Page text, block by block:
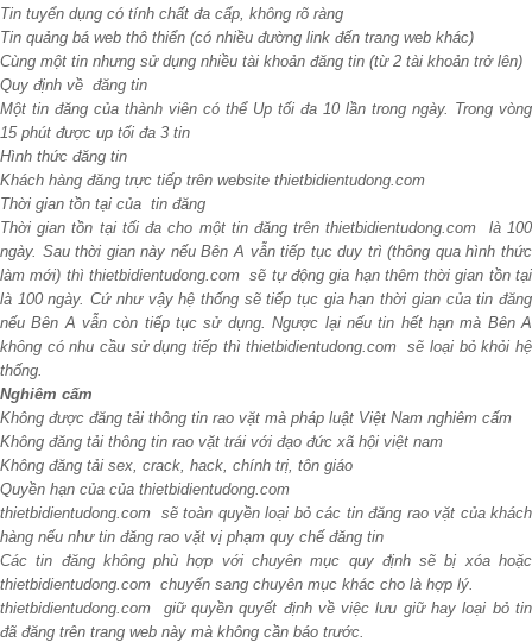
Tin tuyển dụng có tính chất đa cấp, không rõ ràng
Tin quảng bá web thô thiển (có nhiều đường link đến trang web khác)
Cùng một tin nhưng sử dụng nhiều tài khoản đăng tin (từ 2 tài khoản trở lên)
Quy định về đăng tin
Một tin đăng của thành viên có thể Up tối đa 10 lần trong ngày. Trong vòng
15 phút được up tối đa 3 tin
Hình thức đăng tin
Khách hàng đăng trực tiếp trên website thietbidientudong.com
Thời gian tồn tại của tin đăng
Thời gian tồn tại tối đa cho một tin đăng trên thietbidientudong.com là 100
ngày. Sau thời gian này nếu Bên A vẫn tiếp tục duy trì (thông qua hình thức
làm mới) thì thietbidientudong.com sẽ tự động gia hạn thêm thời gian tồn tại
là 100 ngày. Cứ như vậy hệ thống sẽ tiếp tục gia hạn thời gian của tin đăng
nếu Bên A vẫn còn tiếp tục sử dụng. Ngược lại nếu tin hết hạn mà Bên A
không có nhu cầu sử dụng tiếp thì thietbidientudong.com sẽ loại bỏ khỏi hệ
thống.
Nghiêm cấm
Không được đăng tải thông tin rao vặt mà pháp luật Việt Nam nghiêm cấm
Không đăng tải thông tin rao vặt trái với đạo đức xã hội việt nam
Không đăng tải sex, crack, hack, chính trị, tôn giáo
Quyền hạn của của thietbidientudong.com
thietbidientudong.com sẽ toàn quyền loại bỏ các tin đăng rao vặt của khách
hàng nếu như tin đăng rao vặt vị phạm quy chế đăng tin
Các tin đăng không phù hợp với chuyên mục quy định sẽ bị xóa hoặc
thietbidientudong.com chuyển sang chuyên mục khác cho là hợp lý.
thietbidientudong.com giữ quyền quyết định về việc lưu giữ hay loại bỏ tin
đã đăng trên trang web này mà không cần báo trước.